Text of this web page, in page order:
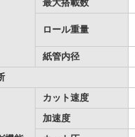
最大搭載数
ロール重量
紙管内径
カット速度
加速度